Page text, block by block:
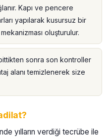
Kapı ve pencere
yapılarak kusursuz bir
oluşturulur.
sonra son kontroller
alanı temizlenerek size
yılların verdiği tecrübe ile